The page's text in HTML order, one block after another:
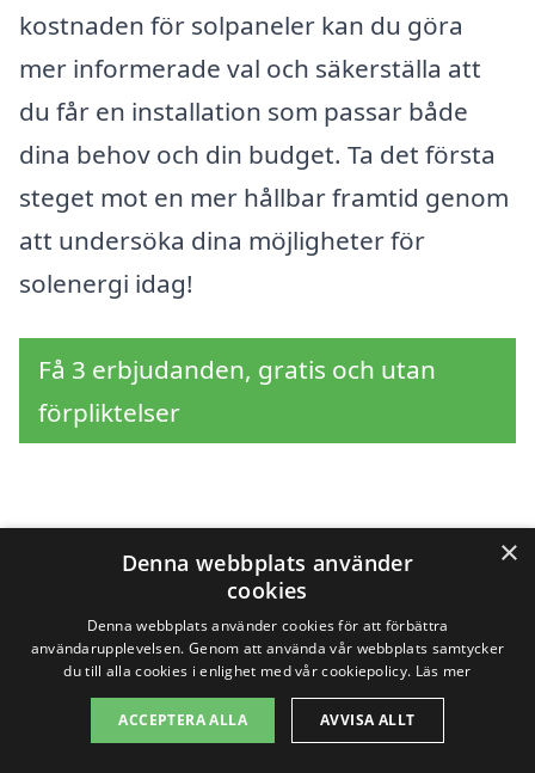
kostnaden för solpaneler kan du göra
mer informerade val och säkerställa att
du får en installation som passar både
dina behov och din budget. Ta det första
steget mot en mer hållbar framtid genom
att undersöka dina möjligheter för
solenergi idag!
Få 3 erbjudanden, gratis och utan
förpliktelser
Sök efter en
professionell för
solpaneler i andra
städer nära Nygårds
×
Denna webbplats använder
cookies
Denna webbplats använder cookies för att förbättra
användarupplevelsen. Genom att använda vår webbplats samtycker
du till alla cookies i enlighet med vår cookiepolicy. Läs mer
ACCEPTERA ALLA AVVISA ALLT